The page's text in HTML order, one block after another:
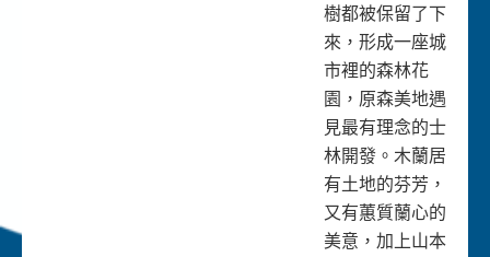
樹都被保留了下
來，形成一座城
市裡的森林花
園，原森美地遇
見最有理念的士
林開發。木蘭居
有土地的芬芳，
又有蕙質蘭心的
美意，加上山本